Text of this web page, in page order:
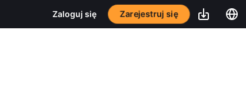
Zaloguj się Zarejestruj się